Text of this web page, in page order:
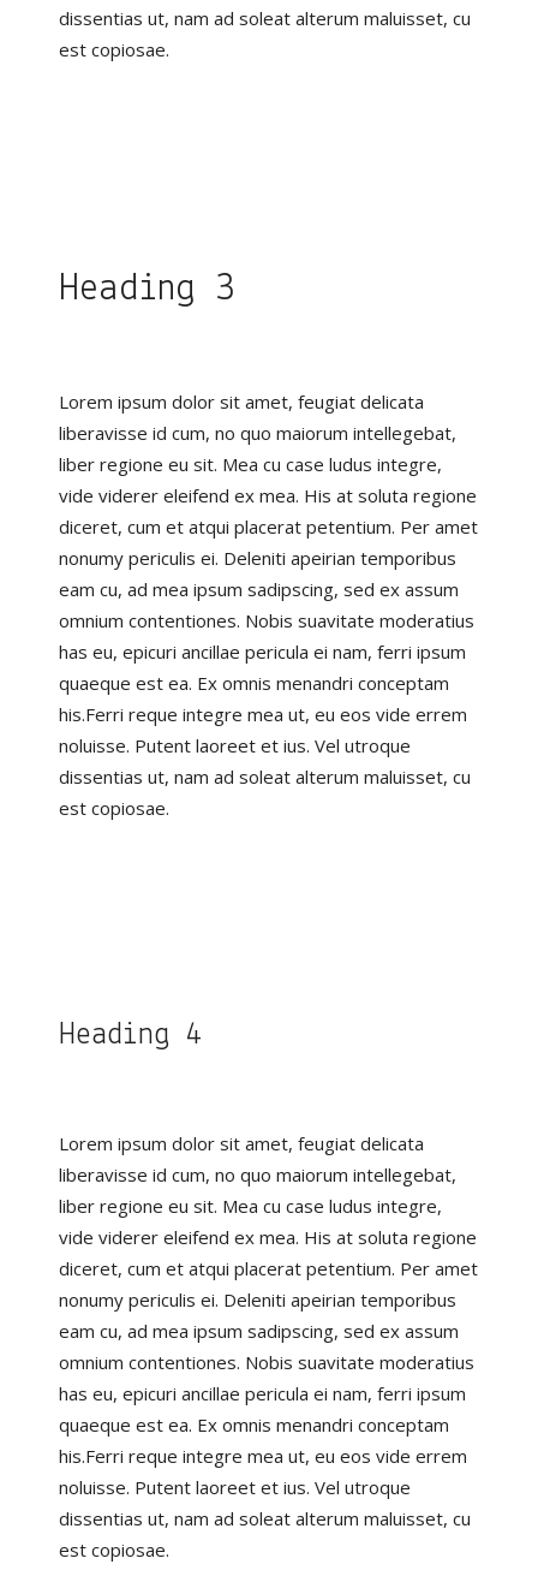
dissentias ut, nam ad soleat alterum maluisset, cu
est copiosae.
Heading 3
Lorem ipsum dolor sit amet, feugiat delicata
liberavisse id cum, no quo maiorum intellegebat,
liber regione eu sit. Mea cu case ludus integre,
vide viderer eleifend ex mea. His at soluta regione
diceret, cum et atqui placerat petentium. Per amet
nonumy periculis ei. Deleniti apeirian temporibus
eam cu, ad mea ipsum sadipscing, sed ex assum
omnium contentiones. Nobis suavitate moderatius
has eu, epicuri ancillae pericula ei nam, ferri ipsum
quaeque est ea. Ex omnis menandri conceptam
his.Ferri reque integre mea ut, eu eos vide errem
noluisse. Putent laoreet et ius. Vel utroque
dissentias ut, nam ad soleat alterum maluisset, cu
est copiosae.
Heading 4
Lorem ipsum dolor sit amet, feugiat delicata
liberavisse id cum, no quo maiorum intellegebat,
liber regione eu sit. Mea cu case ludus integre,
vide viderer eleifend ex mea. His at soluta regione
diceret, cum et atqui placerat petentium. Per amet
nonumy periculis ei. Deleniti apeirian temporibus
eam cu, ad mea ipsum sadipscing, sed ex assum
omnium contentiones. Nobis suavitate moderatius
has eu, epicuri ancillae pericula ei nam, ferri ipsum
quaeque est ea. Ex omnis menandri conceptam
his.Ferri reque integre mea ut, eu eos vide errem
noluisse. Putent laoreet et ius. Vel utroque
dissentias ut, nam ad soleat alterum maluisset, cu
est copiosae.